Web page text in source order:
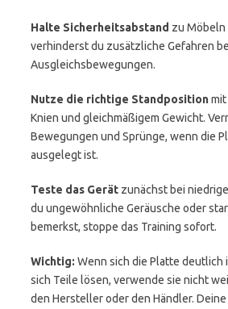
Halte Sicherheitsabstand zu Möbeln
verhinderst du zusätzliche Gefahren
Ausgleichsbewegungen.
Nutze die richtige Standposition
Knien und gleichmäßigem Gewicht.
Bewegungen und Sprünge, wenn die
ausgelegt ist.
Teste das Gerät zunächst bei
du ungewöhnliche Geräusche oder
bemerkst, stoppe das Training sofort.
Wichtig: Wenn sich die Platte
sich Teile lösen, verwende sie nicht
den Hersteller oder den Händler.